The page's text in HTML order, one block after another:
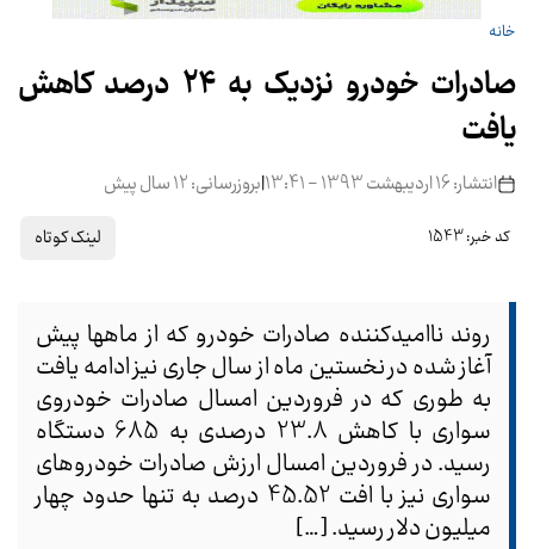
خانه
صادرات خودرو نزدیک به 24 درصد کاهش
یافت
انتشار: 16 اردیبهشت 1393 - 13:41 |بروزرسانی: 12 سال پیش
کد خبر: 1543 لینک کوتاه
روند ناامیدکننده صادرات خودرو که از ماهها پیش
آغاز شده در نخستین ماه از سال جاری نیز ادامه یافت
به طوری که در فروردین امسال صادرات خودروی
سواری با کاهش 23.8 درصدی به 685 دستگاه
رسید. در فروردین امسال ارزش صادرات خودروهای
سواری نیز با افت 45.52 درصد به تنها حدود چهار
میلیون دلار رسید. […]